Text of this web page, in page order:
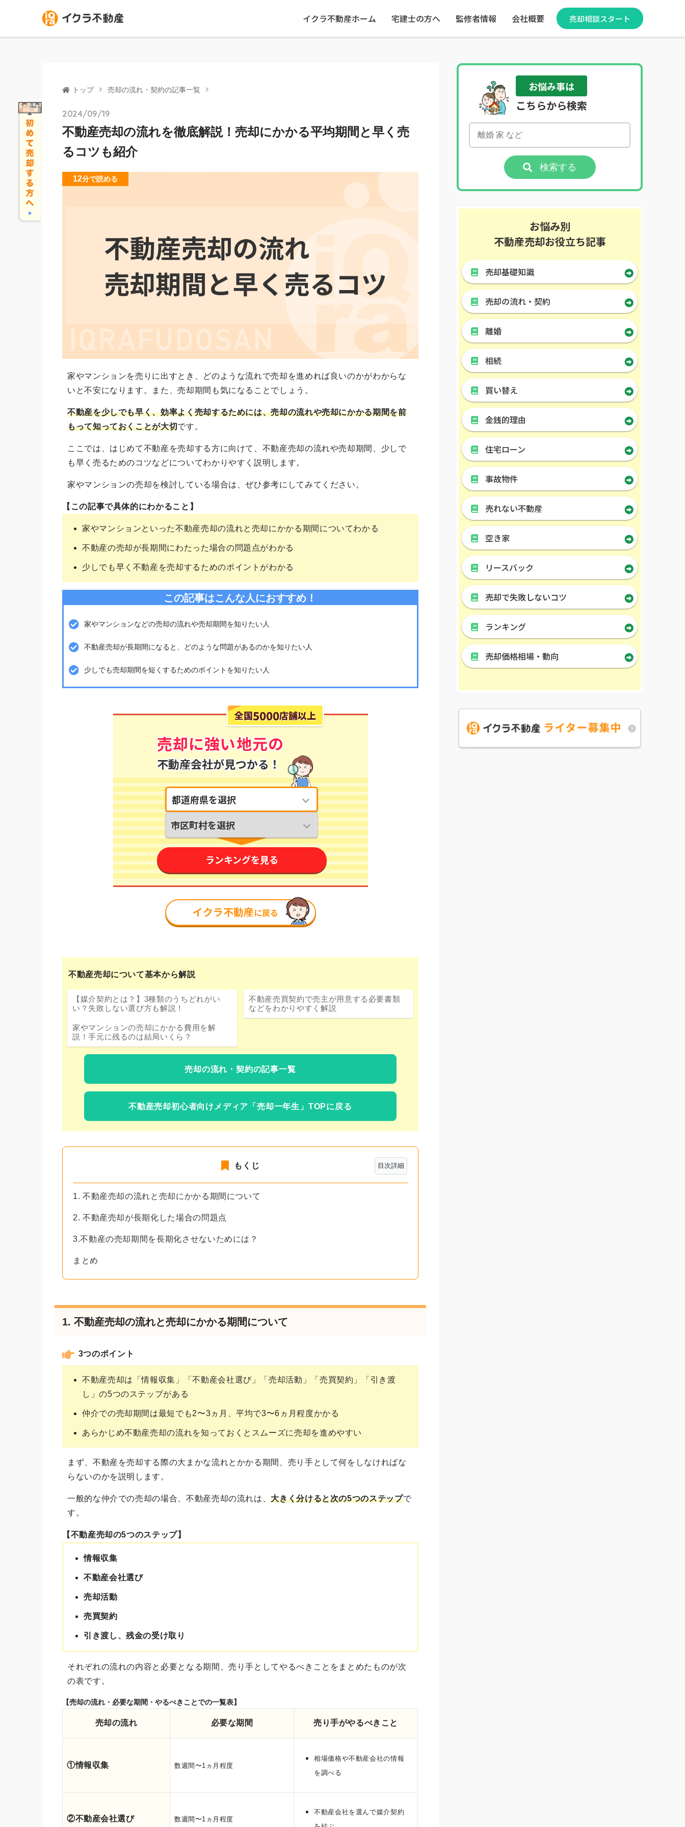
イクラ不動産ホーム 宅建士の方へ 監修者情報 会社概要 売却相談スタート
トップ 売却の流れ・契約の記事一覧
2024/09/19
不動産売却の流れを徹底解説！売却にかかる平均期間と早く売
るコツも紹介
12分で読める
家やマンションを売りに出すとき、どのような流れで売却を進めれば良いのかがわからな
いと不安になります。また、売却期間も気になることでしょう。
不動産を少しでも早く、効率よく売却するためには、売却の流れや売却にかかる期間を前
もって知っておくことが大切です。
ここでは、はじめて不動産を売却する方に向けて、不動産売却の流れや売却期間、少しで
も早く売るためのコツなどについてわかりやすく説明します。
家やマンションの売却を検討している場合は、ぜひ参考にしてみてください。
【この記事で具体的にわかること】
家やマンションといった不動産売却の流れと売却にかかる期間についてわかる
不動産の売却が長期間にわたった場合の問題点がわかる
少しでも早く不動産を売却するためのポイントがわかる
この記事はこんな人におすすめ！
家やマンションなどの売却の流れや売却期間を知りたい人
不動産売却が長期間になると、どのような問題があるのかを知りたい人
少しでも売却期間を短くするためのポイントを知りたい人
不動産売却について基本から解説
【媒介契約とは？】3種類のうちどれがい
い？失敗しない選び方も解説！
不動産売買契約で売主が用意する必要書類
などをわかりやすく解説
家やマンションの売却にかかる費用を解
説！手元に残るのは結局いくら？
売却の流れ・契約の記事一覧
不動産売却初心者向けメディア 「売却一年生」TOPに戻る
目次詳細
もくじ
1. 不動産売却の流れと売却にかかる期間について
2. 不動産売却が長期化した場合の問題点
3.不動産の売却期間を長期化させないためには？
まとめ
1. 不動産売却の流れと売却にかかる期間について
3つのポイント
不動産売却は「情報収集」「不動産会社選び」「売却活動」「売買契約」「引き渡
し」の5つのステップがある
仲介での売却期間は最短でも2〜3ヵ月、平均で3〜6ヵ月程度かかる
あらかじめ不動産売却の流れを知っておくとスムーズに売却を進めやすい
まず、不動産を売却する際の大まかな流れとかかる期間、売り手として何をしなければな
らないのかを説明します。
一般的な仲介での売却の場合、不動産売却の流れは、大きく分けると次の5つのステップで
す。
【不動産売却の5つのステップ】
情報収集
不動産会社選び
売却活動
売買契約
引き渡し、残金の受け取り
それぞれの流れの内容と必要となる期間、売り手としてやるべきことをまとめたものが次
の表です。
【売却の流れ・必要な期間・やるべきことでの一覧表】
売却の流れ 必要な期間 売り手がやるべきこと
①情報収集 数週間〜1ヵ月程度
相場価格や不動産会社の情報
を調べる
②不動産会社選び 数週間〜1ヵ月程度
不動産会社を選んで媒介契約
お悩み事は
こちらから検索
検索する
お悩み別
不動産売却お役立ち記事
売却基礎知識
売却の流れ・契約
離婚
相続
買い替え
金銭的理由
住宅ローン
事故物件
売れない不動産
空き家
リースバック
売却で失敗しないコツ
ランキング
売却価格相場・動向